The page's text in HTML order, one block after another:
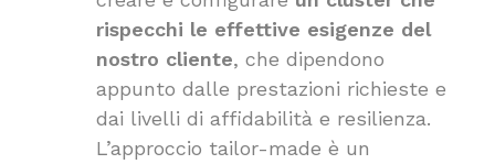
rispecchi le effettive esigenze del
nostro cliente, che dipendono
appunto dalle prestazioni richieste e
dai livelli di affidabilità e resilienza.
L’approccio tailor-made è un